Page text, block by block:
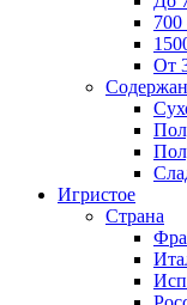
700
От
Игристое
Страна